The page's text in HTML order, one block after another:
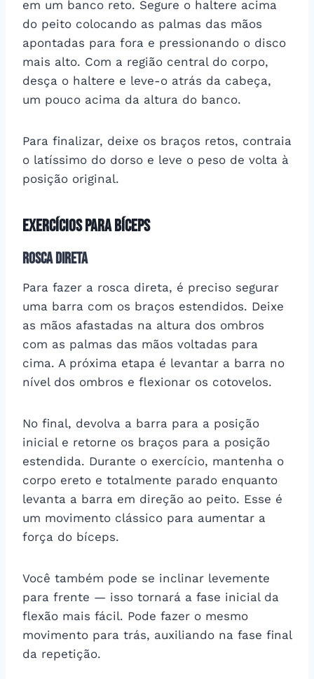
em um banco reto. Segure o haltere acima
do peito colocando as palmas das mãos
apontadas para fora e pressionando o disco
mais alto. Com a região central do corpo,
desça o haltere e leve-o atrás da cabeça,
um pouco acima da altura do banco.
Para finalizar, deixe os braços retos, contraia
o latíssimo do dorso e leve o peso de volta à
posição original.
Exercícios para bíceps
Rosca direta
Para fazer a rosca direta, é preciso segurar
uma barra com os braços estendidos. Deixe
as mãos afastadas na altura dos ombros
com as palmas das mãos voltadas para
cima. A próxima etapa é levantar a barra no
nível dos ombros e flexionar os cotovelos.
No final, devolva a barra para a posição
inicial e retorne os braços para a posição
estendida. Durante o exercício, mantenha o
corpo ereto e totalmente parado enquanto
levanta a barra em direção ao peito. Esse é
um movimento clássico para aumentar a
força do bíceps.
Você também pode se inclinar levemente
para frente — isso tornará a fase inicial da
flexão mais fácil. Pode fazer o mesmo
movimento para trás, auxiliando na fase final
da repetição.